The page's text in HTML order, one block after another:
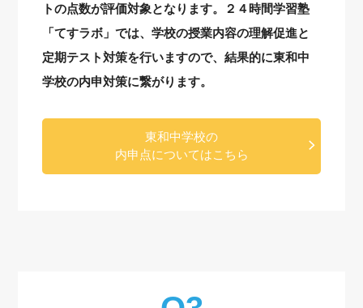
トの点数が評価対象となります。２４時間学習塾
「てすラボ」では、学校の授業内容の理解促進と
定期テスト対策を行いますので、結果的に東和中
学校の内申対策に繋がります。
東和中学校の
内申点についてはこちら